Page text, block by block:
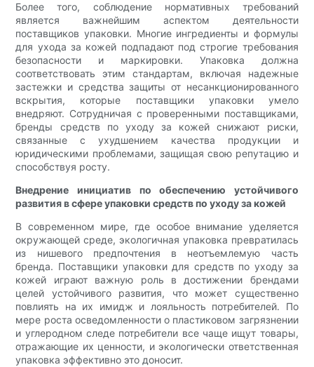
Более того, соблюдение нормативных требований
является важнейшим аспектом деятельности
поставщиков упаковки. Многие ингредиенты и формулы
для ухода за кожей подпадают под строгие требования
безопасности и маркировки. Упаковка должна
соответствовать этим стандартам, включая надежные
застежки и средства защиты от несанкционированного
вскрытия, которые поставщики упаковки умело
внедряют. Сотрудничая с проверенными поставщиками,
бренды средств по уходу за кожей снижают риски,
связанные с ухудшением качества продукции и
юридическими проблемами, защищая свою репутацию и
способствуя росту.
Внедрение инициатив по обеспечению устойчивого
развития в сфере упаковки средств по уходу за кожей
В современном мире, где особое внимание уделяется
окружающей среде, экологичная упаковка превратилась
из нишевого предпочтения в неотъемлемую часть
бренда. Поставщики упаковки для средств по уходу за
кожей играют важную роль в достижении брендами
целей устойчивого развития, что может существенно
повлиять на их имидж и лояльность потребителей. По
мере роста осведомленности о пластиковом загрязнении
и углеродном следе потребители все чаще ищут товары,
отражающие их ценности, и экологически ответственная
упаковка эффективно это доносит.